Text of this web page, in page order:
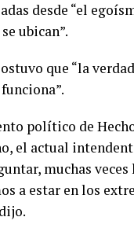
desde “el
ubican”.
que “la
político de
el actual
muchas
a estar en los